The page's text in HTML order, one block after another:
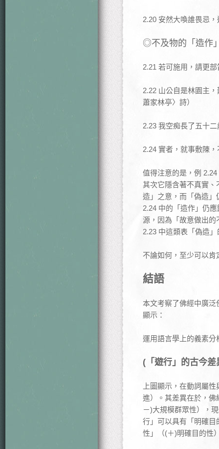
2.20 安然大喚誰畏忌
◎不及物的「造作
2.21 若可施用，請更
2.22 山公自是林園主
蕭家林亭〉詩）
2.23 我空痴長了五十
2.24 實者，就事敷陳
值得注意的是，例
其次它隱含著不真實、
造」之意，而「偽造
2.24 中的「造作」仍
源，因為「故意做出
2.23 中這類表「偽造
不論如何，至少可以
結語
本文考察了佛經中廣
顯示：
運用語言學上的義素
(「遊行」的古今差
上圖顯示，在動詞屬
進）。其差異在於，
－)大規模群眾性），
行」可以具有「明確
性」（(＋)明確目的性